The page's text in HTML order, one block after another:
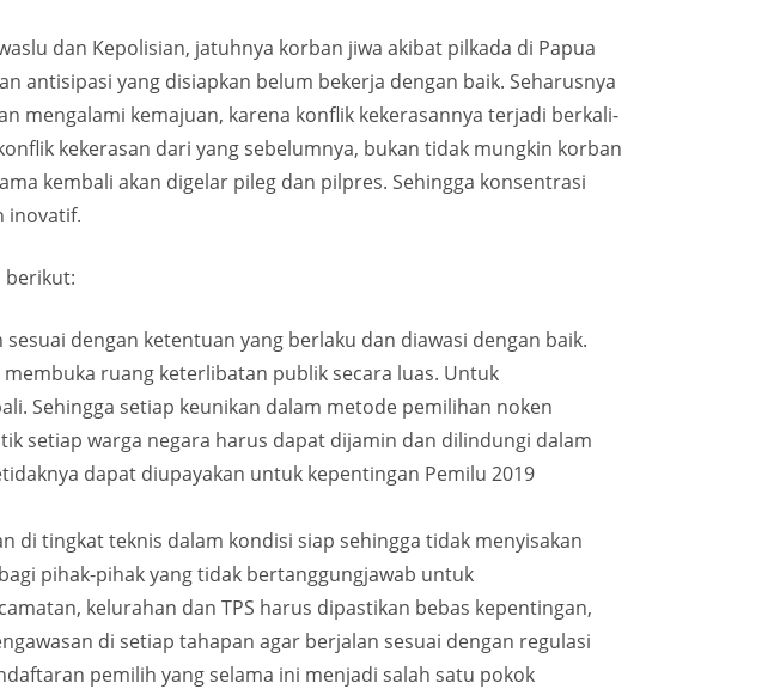
dan Kepolisian, jatuhnya korban jiwa akibat pilkada di Papua
antisipasi yang disiapkan belum bekerja dengan baik. Seharusnya
mengalami kemajuan, karena konflik kekerasannya terjadi berkali-
kekerasan dari yang sebelumnya, bukan tidak mungkin korban
kembali akan digelar pileg dan pilpres. Sehingga konsentrasi
inovatif.
berikut:
dengan ketentuan yang berlaku dan diawasi dengan baik.
ruang keterlibatan publik secara luas. Untuk
Sehingga setiap keunikan dalam metode pemilihan noken
setiap warga negara harus dapat dijamin dan dilindungi dalam
dapat diupayakan untuk kepentingan Pemilu 2019
di tingkat teknis dalam kondisi siap sehingga tidak menyisakan
pihak-pihak yang tidak bertanggungjawab untuk
kelurahan dan TPS harus dipastikan bebas kepentingan,
di setiap tahapan agar berjalan sesuai dengan regulasi
pemilih yang selama ini menjadi salah satu pokok